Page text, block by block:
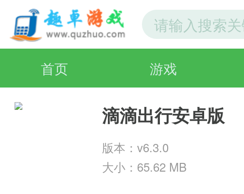
首页 游戏
滴滴出行安卓版
版本：v6.3.0
大小：65.62 MB